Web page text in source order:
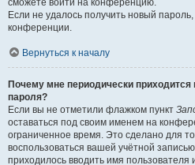
сможете войти на конференцию.
Если не удалось получить новый
конференции.
Вернуться к началу
Почему мне периодически приходится
пароля?
Если вы не отметили флажком пункт
оставаться под своим именем на
ограниченное время. Это сделано для
воспользоваться вашей учётной
приходилось вводить имя